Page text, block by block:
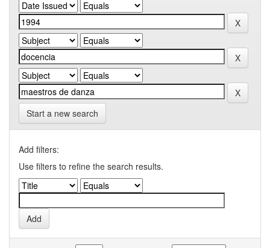
Start a new search
Add filters:
Use filters to refine the search results.